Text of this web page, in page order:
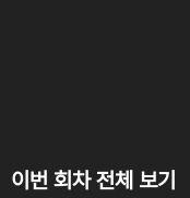
이번 회차 전체 보기